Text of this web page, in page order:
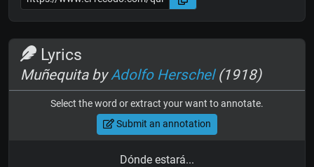
Lyrics
Muñequita byAdolfo Herschel(1918)
Select the word or extract your want to annotate.
Submit an annotation
Dónde estará...